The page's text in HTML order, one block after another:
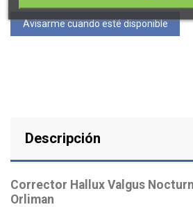
Descripción
Corrector Hallux Valgus
Orliman